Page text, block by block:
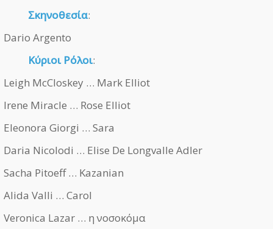
Σκηνοθεσία:
Dario Argento
Κύριοι Ρόλοι:
Leigh McCloskey … Mark Elliot
Irene Miracle … Rose Elliot
Eleonora Giorgi … Sara
Daria Nicolodi … Elise De Longvalle Adler
Sacha Pitoeff … Kazanian
Alida Valli … Carol
Veronica Lazar … η νοσοκόμα